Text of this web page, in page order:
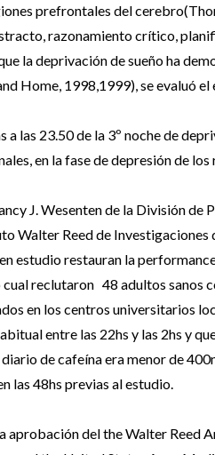
prefrontales del
razonamiento crítico,
la deprivación de sueño ha
Home, 1998,1999), se evaluó
a las 23.50 de la 3º noche de
en la fase de depresión de
J. Wesenten de la División
Walter Reed de
estudio restauran la
reclutaron 48 adultos sanos
en los centros universitarios
entre las 22hs y las 2hs y
de cafeína era menor de
las 48hs previas al estudio.
aprobación del the Walter Reed